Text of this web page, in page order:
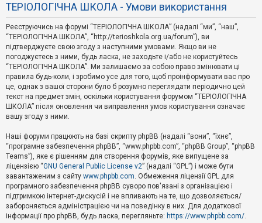
Р
є
с
т
р
а
ц
я
Т
м
и
б
е
з
в
і
д
п
о
в
ТЕРІОЛОГІЧНА ШКОЛА - Умови використання
Реєструючись на форумі “ТЕРІОЛОГІЧНА ШКОЛА” (надалі “ми”, “наш”,
“ТЕРІОЛОГІЧНА ШКОЛА”, “http://terioshkola.org.ua/forum”), ви
підтверджуєте свою згоду з наступними умовами. Якщо ви не
погоджуєтесь з ними, будь ласка, не заходьте і/або не користуйтесь
“ТЕРІОЛОГІЧНА ШКОЛА”. Ми залишаємо за собою право змінювати ці
правила будь-коли, і зробимо усе для того, щоб проінформувати вас про
це, однак з вашої сторони було б розумно переглядати періодично цей
текст на предмет змін, оскільки користування форумом “ТЕРІОЛОГІЧНА
ШКОЛА” після оновлення чи виправлення умов користування означає
вашу згоду з ними.
Наші форуми працюють на базі скрипту phpBB (надалі “вони”, “їхнє”,
“програмне забезпечення phpBB”, “www.phpbb.com”, “phpBB Group”, “phpBB
Teams”), яке є рішенням для створення форумів, яке випущене за
ліцензією “GNU General Public License v2” (надалі “GPL”) і може бути
завантаженим з сайту www.phpbb.com. Обмеження ліцензії GPL для
програмного забезпечення phpBB суворо пов'язані з організацією і
підтримкою інтернет-дискусій і не впливають на те, що дозволяється/
забороняється адміністрацією чи на поведінку в них. Для додаткової
інформації про phpBB, будь ласка, перегляньте: https://www.phpbb.com/.